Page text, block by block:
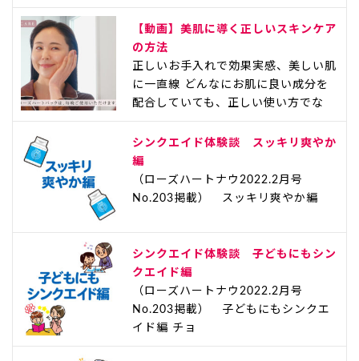
【動画】美肌に導く正しいスキンケア
の方法
正しいお手入れで効果実感、美しい肌
に一直線 どんなにお肌に良い成分を
配合していても、正しい使い方でな
シンクエイド体験談 スッキリ爽やか
編
（ローズハートナウ2022.2月号
No.203掲載） スッキリ爽やか編
シンクエイド体験談 子どもにもシン
クエイド編
（ローズハートナウ2022.2月号
No.203掲載） 子どもにもシンクエ
イド編 チョ